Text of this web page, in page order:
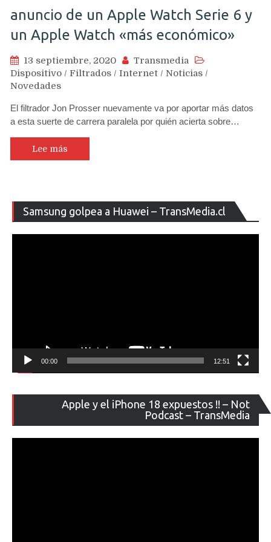
anuncio de un Apple Watch Serie 6 y
un Apple Watch «más económico»
13 septiembre, 2020
Transmedia
Dispositivo / Filtrados / Internet / Noticias /
Novedades
El filtrador Jon Prosser nuevamente va por aportar más datos
a esta suerte de carrera paralela por quién acierta sobre…
Lee más
Samsung golpea a Huawei – TransMedia.cl
de
00:00 12:51
Apple y el iPhone 18 expuestos !! – Not
Podcast – TransMedia
de